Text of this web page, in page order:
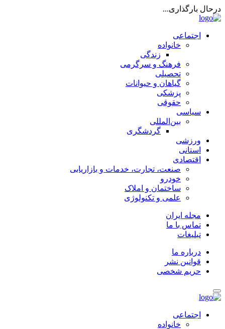
درحال بارگذاری...
اجتماعی
خانواده
زندگی
فرهنگ و سرگرمی
تحصیلی
گیاهان و حیوانات
پزشکی
حقوقی
سیاسی
بین‌المللی
گردشگری
ورزشی
استانی
اقتصادی
صنعت، تجارت، خدمات و بازاریابی
خودرو
ساختمان و املاک
علمی و تکنولوژی
مجله ایران
تماس با ما
تبلیغات
درباره ما
قوانین نشر
حریم شخصی
اجتماعی
خانواده